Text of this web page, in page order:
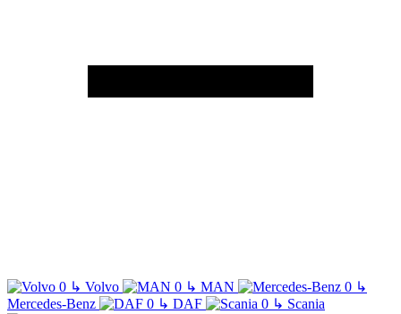
↳ Volvo ↳ MAN
↳
Mercedes-Benz
↳ DAF ↳ Scania